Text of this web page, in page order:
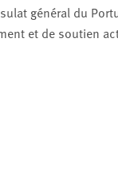
général du
et de soutien